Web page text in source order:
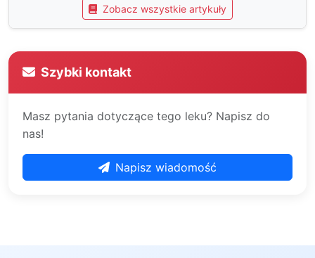
Zobacz wszystkie artykuły
Szybki kontakt
Masz pytania dotyczące tego leku? Napisz do
nas!
Napisz wiadomość